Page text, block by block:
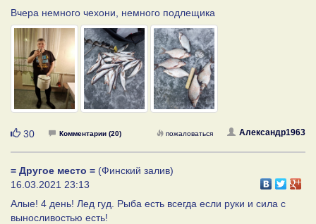
Вчера немного чехони, немного подлещика
Нравится
30 Комментарии (20) Александр1963
пожаловаться
= Другое место = (Финский залив)
16.03.2021 23:13
Алые! 4 день! Лед гуд. Рыба есть всегда если руки и сила с
выносливостью есть!